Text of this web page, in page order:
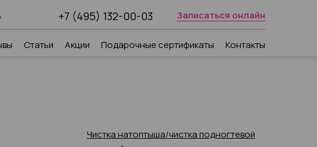
+7 (495) 132-00-03 Записаться онлайн
Статьи Акции Подарочные сертификаты Контакты
Чистка натоптыша/чистка подногтевой